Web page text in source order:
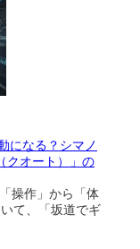
になる？シマノ
クオート）」の
操作」から「体
て、「坂道でギ